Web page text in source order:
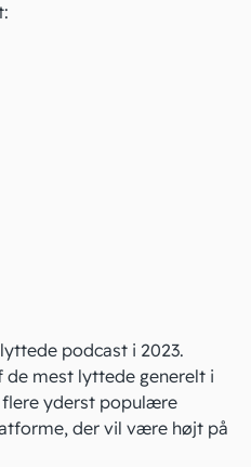
podcast i 2023.
de mest lyttede generelt i
flere yderst populære
der vil være højt på